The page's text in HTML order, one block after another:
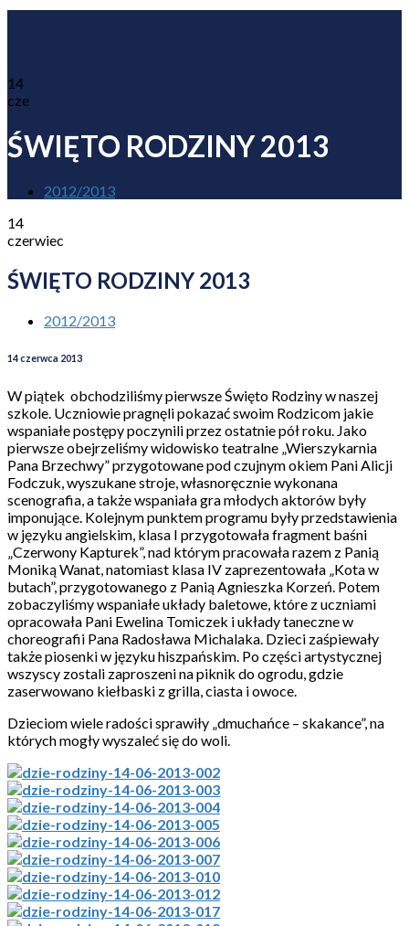
14
cze
ŚWIĘTO RODZINY 2013
2012/2013
14
czerwiec
ŚWIĘTO RODZINY 2013
2012/2013
14 czerwca 2013
W piątek obchodziliśmy pierwsze Święto Rodziny w naszej
szkole. Uczniowie pragnęli pokazać swoim Rodzicom jakie
wspaniałe postępy poczynili przez ostatnie pół roku. Jako
pierwsze obejrzeliśmy widowisko teatralne „Wierszykarnia
Pana Brzechwy” przygotowane pod czujnym okiem Pani Alicji
Fodczuk, wyszukane stroje, własnoręcznie wykonana
scenografia, a także wspaniała gra młodych aktorów były
imponujące. Kolejnym punktem programu były przedstawienia
w języku angielskim, klasa I przygotowała fragment baśni
„Czerwony Kapturek”, nad którym pracowała razem z Panią
Moniką Wanat, natomiast klasa IV zaprezentowała „Kota w
butach”, przygotowanego z Panią Agnieszka Korzeń. Potem
zobaczyliśmy wspaniałe układy baletowe, które z uczniami
opracowała Pani Ewelina Tomiczek i układy taneczne w
choreografii Pana Radosława Michalaka. Dzieci zaśpiewały
także piosenki w języku hiszpańskim. Po części artystycznej
wszyscy zostali zaproszeni na piknik do ogrodu, gdzie
zaserwowano kiełbaski z grilla, ciasta i owoce.
Dzieciom wiele radości sprawiły „dmuchańce – skakance”, na
których mogły wyszaleć się do woli.